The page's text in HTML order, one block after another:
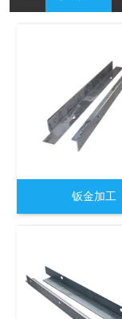
钣金加工